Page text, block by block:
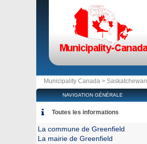
Municipality Canada > Saskatchewan
NAVIGATION GÉNÉRALE
Toutes les informations
La commune de Greenfield
La mairie de Greenfield